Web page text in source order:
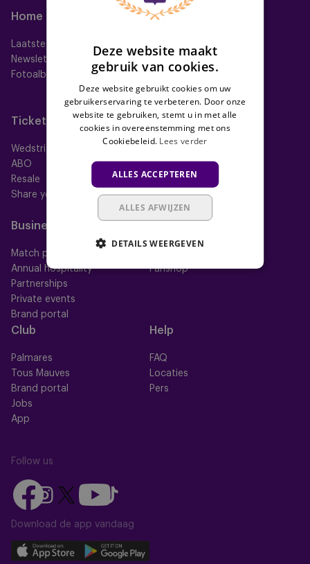
Home
Laatste nieuws
Newsletter
Fotoalbums
Ploegen
Eerste ploeg
Neerpede
Futsal
Tickets
Wedstrijdtickets
ABO
Resale
Share your ticket
Memberships
Mauve TV
Mauve+ Silver
Mauve+ Gold
Mauve Ket
Business
Match packs
Annual hospitality
Partnerships
Private events
Brand portal
Fanshop
Club
Palmares
Tous Mauves
Brand portal
Jobs
App
Help
FAQ
Locaties
Pers
Follow us
Follow
us
on
Follow
us
on
Instagram
Follow
on
X
(Twitter)
Follow
us
on
Follow
us
on
TikTok
Download de app vandaag
Download
Download
Deze website maakt
gebruik van cookies.
Deze website gebruikt cookies om uw
gebruikerservaring te verbeteren. Door onze
website te gebruiken, stemt u in met alle
cookies in overeenstemming met ons
Cookiebeleid. Lees verder
ALLES ACCEPTEREN
ALLES AFWIJZEN
DETAILS WEERGEVEN